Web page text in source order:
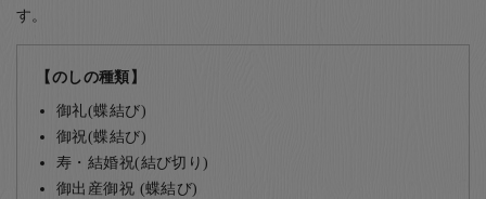
す。
【のしの種類】
御礼(蝶結び)
御祝(蝶結び)
寿・結婚祝(結び切り)
御出産御祝 (蝶結び)